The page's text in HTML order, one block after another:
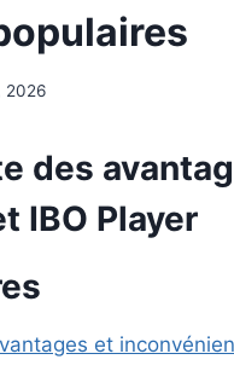
2026
des
IBO Player
et